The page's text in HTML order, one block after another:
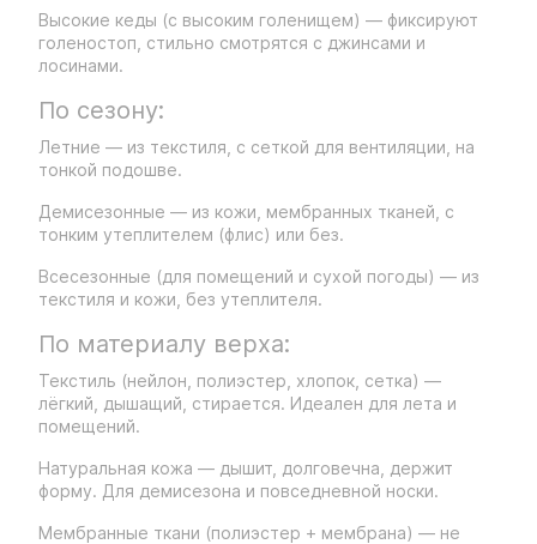
Высокие кеды (с высоким голенищем) — фиксируют
голеностоп, стильно смотрятся с джинсами и
лосинами.
По сезону:
Летние — из текстиля, с сеткой для вентиляции, на
тонкой подошве.
Демисезонные — из кожи, мембранных тканей, с
тонким утеплителем (флис) или без.
Всесезонные (для помещений и сухой погоды) — из
текстиля и кожи, без утеплителя.
По материалу верха:
Текстиль (нейлон, полиэстер, хлопок, сетка) —
лёгкий, дышащий, стирается. Идеален для лета и
помещений.
Натуральная кожа — дышит, долговечна, держит
форму. Для демисезона и повседневной носки.
Мембранные ткани (полиэстер + мембрана) — не